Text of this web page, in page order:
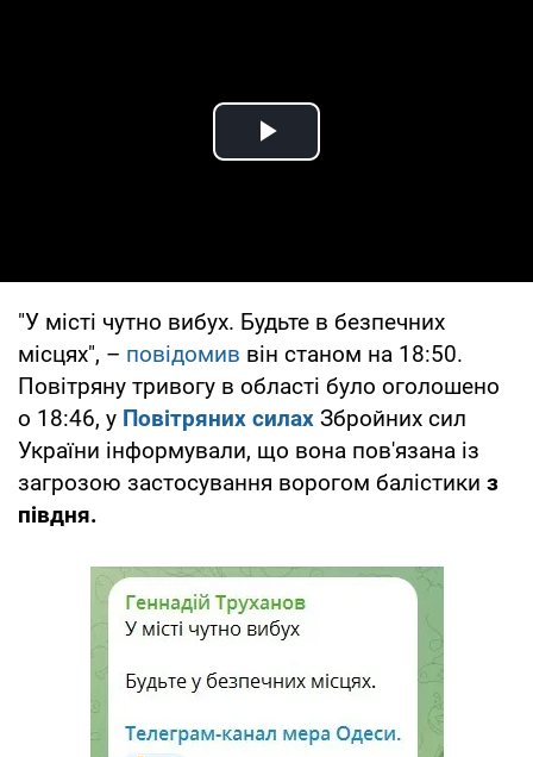
Play Video
"У місті чутно вибух. Будьте в безпечних
місцях", – повідомив він станом на 18:50.
Повітряну тривогу в області було оголошено
о 18:46, у Повітряних силах Збройних сил
України інформували, що вона пов'язана із
загрозою застосування ворогом балістики з
півдня.